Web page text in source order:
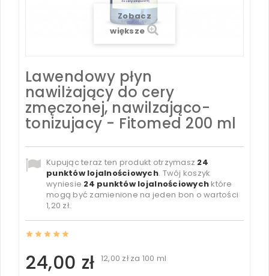
Zobacz
większe
Lawendowy płyn
nawilżający do cery
zmęczonej, nawilzająco-
tonizujacy - Fitomed 200 ml
Kupując teraz ten produkt otrzymasz 24
punktów lojalnościowych. Twój koszyk
wyniesie 24 punktów lojalnościowych które
mogą być zamienione na jeden bon o wartości
1,20 zł.
24,00 zł 12,00 złza 100 ml